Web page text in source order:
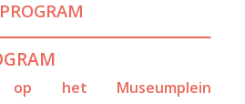
PROGRAM
op het Museumplein